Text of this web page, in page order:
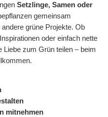
Setzlinge, Samen oder
gemeinsam
grüne Projekte. Ob
oder einfach nette
zum Grün teilen – beim
mitnehmen